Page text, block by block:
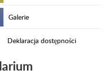
Galerie
Deklaracja dostępności